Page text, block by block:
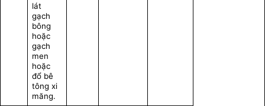
lát
gạch
bông
hoặc
gạch
men
hoặc
đổ bê
tông xi
măng.